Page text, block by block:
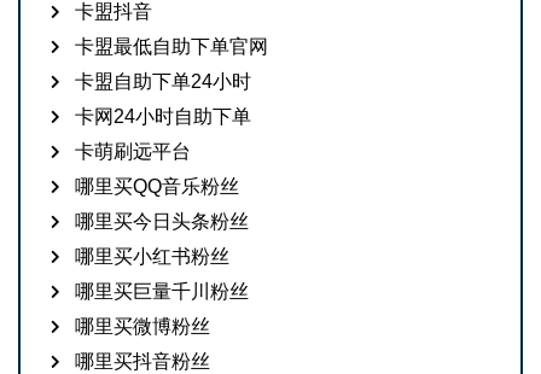
卡盟抖音
卡盟最低自助下单官网
卡盟自助下单24小时
卡网24小时自助下单
卡萌刷远平台
哪里买QQ音乐粉丝
哪里买今日头条粉丝
哪里买小红书粉丝
哪里买巨量千川粉丝
哪里买微博粉丝
哪里买抖音粉丝